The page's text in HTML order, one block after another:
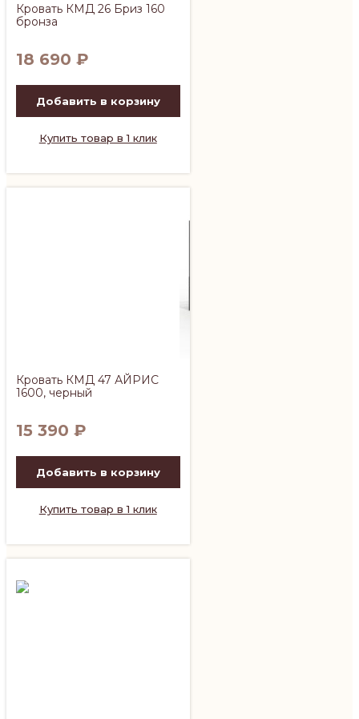
Кровать КМД 26 Бриз 160
бронза
18 690 ₽
Добавить в корзину
Купить товар в 1 клик
Кровать КМД 47 АЙРИС
1600, черный
15 390 ₽
Добавить в корзину
Купить товар в 1 клик